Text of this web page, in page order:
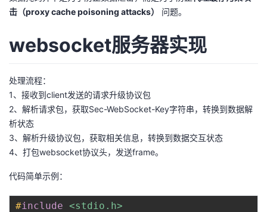
击（proxy cache poisoning attacks）
问题。
websocket服务器实现
处理流程：
1、接收到client发送的请求升级协议包
2、解析请求包，获取Sec-WebSocket-Key字符串，转换到数据解
析状态
3、解析升级协议包，获取相关信息，转换到数据交互状态
4、打包websocket协议头，发送frame。
代码简单示例：
#include <stdio.h>